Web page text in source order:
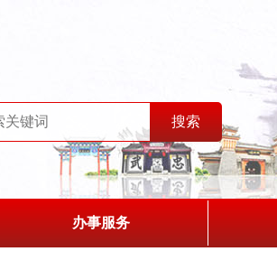
办事服务